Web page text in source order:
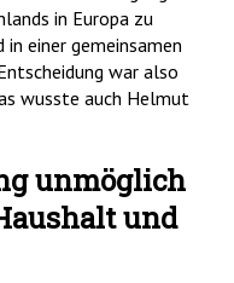
in Europa zu
einer gemeinsamen
war also
wusste auch Helmut
unmöglich
und